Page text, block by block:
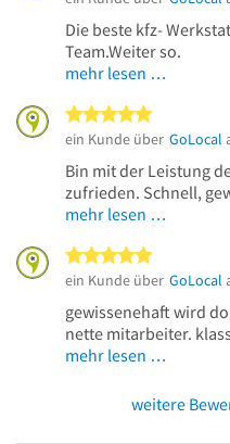
Die beste kfz-
Team.Weiter so.
mehr lesen …
ein Kunde über GoLocal
Bin mit der Leistung
zufrieden. Schnell,
mehr lesen …
ein Kunde über GoLocal
gewissenehaft wird
nette mitarbeiter.
mehr lesen …
weitere